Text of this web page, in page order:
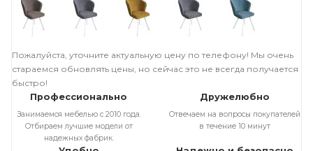
Пожалуйста, уточните актуальную цену по телефону! Мы очень
стараемся обновлять цены, но сейчас это не всегда получается
быстро!
Профессионально
Занимаемся мебелью с 2010 года.
Отбираем лучшие модели от
надежных фабрик.
Дружелюбно
Отвечаем на вопросы покупателей
в течение 10 минут